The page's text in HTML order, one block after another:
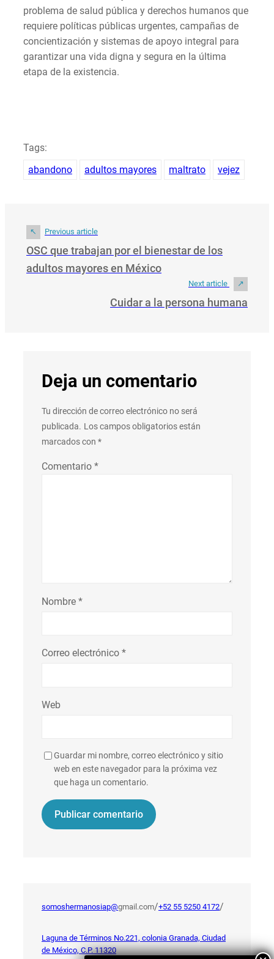
problema de salud pública y derechos humanos que
requiere políticas públicas urgentes, campañas de
concientización y sistemas de apoyo integral para
garantizar una vida digna y segura en la última
etapa de la existencia.
Tags:
abandono
adultos mayores maltrato vejez
Previous article
OSC que trabajan por el bienestar de los
adultos mayores en México
Next article
Cuidar a la persona humana
Deja un comentario
Tu dirección de correo electrónico no será
publicada. Los campos obligatorios están
marcados con *
Comentario *
Nombre *
Correo electrónico *
Web
Guardar mi nombre, correo electrónico y sitio
web en este navegador para la próxima vez
que haga un comentario.
somoshermanosiap@gmail.com/+52 55 5250 4172/
Laguna de Términos No.221, colonia Granada, Ciudad
de México, C.P. 11320